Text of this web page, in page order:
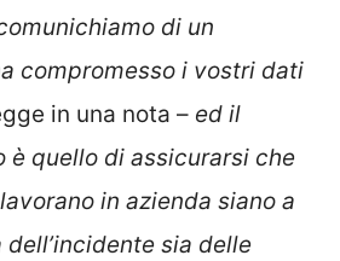
di un
compromesso i vostri dati
in una nota – ed il
è quello di assicurarsi che
in azienda siano a
sia delle